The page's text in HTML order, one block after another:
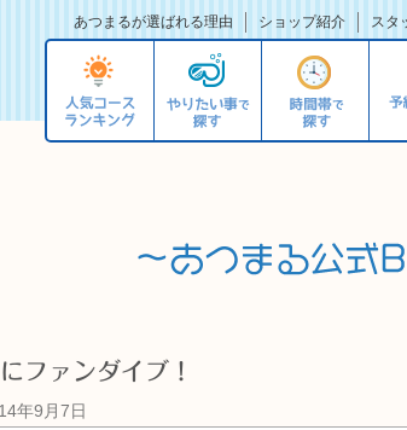
あつまるが選ばれる理由 ショップ紹介 スタ
ファンダイブ！
年9月7日